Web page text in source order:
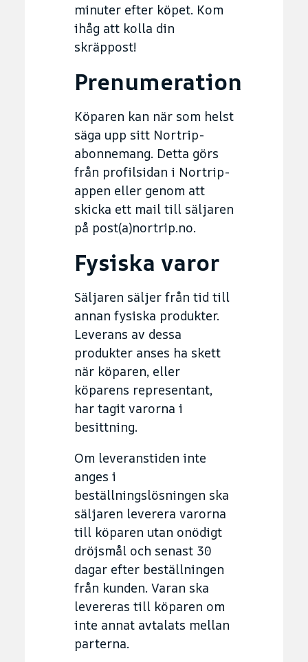
minuter efter köpet. Kom
ihåg att kolla din
skräppost!
Prenumeration
Köparen kan när som helst
säga upp sitt Nortrip-
abonnemang. Detta görs
från profilsidan i Nortrip-
appen eller genom att
skicka ett mail till säljaren
på post(a)nortrip.no.
Fysiska varor
Säljaren säljer från tid till
annan fysiska produkter.
Leverans av dessa
produkter anses ha skett
när köparen, eller
köparens representant,
har tagit varorna i
besittning.
Om leveranstiden inte
anges i
beställningslösningen ska
säljaren leverera varorna
till köparen utan onödigt
dröjsmål och senast 30
dagar efter beställningen
från kunden. Varan ska
levereras till köparen om
inte annat avtalats mellan
parterna.